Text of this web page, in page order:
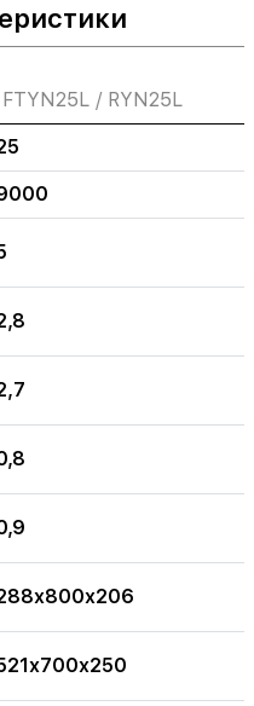
/ RYN25L